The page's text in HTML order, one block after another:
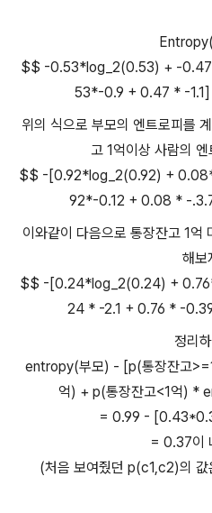
$$ -0.53*log_2(0.53) + -
53*-0.9 + 0.47 * -
위의 식으로 부모의 엔트로피를
고 1억이상 사람의
$$ -[0.92*log_2(0.92) +
92*-0.12 + 0.08 * -
이와같이 다음으로 통장잔고 1억
해보
$$ -[0.24*log_2(0.24) +
24 * -2.1 + 0.76 * -
정리
entropy(부모) - [p(통장잔고
억) + p(통장잔고<1억) *
= 0.99 -
= 0.37이
(처음 보여줬던 p(c1,c2)의 값